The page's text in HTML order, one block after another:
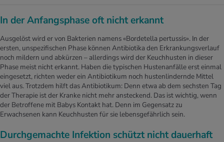
In der Anfangsphase oft nicht erkannt
Ausgelöst wird er von Bakterien namens «Bordetella pertussis». In der
ersten, unspezifischen Phase können Antibiotika den Erkrankungsverlauf
noch mildern und abkürzen – allerdings wird der Keuchhusten in dieser
Phase meist nicht erkannt. Haben die typischen Hustenanfälle erst einmal
eingesetzt, richten weder ein Antibiotikum noch hustenlindernde Mittel
viel aus. Trotzdem hilft das Antibiotikum: Denn etwa ab dem sechsten Tag
der Therapie ist der Kranke nicht mehr ansteckend. Das ist wichtig, wenn
der Betroffene mit Babys Kontakt hat. Denn im Gegensatz zu
Erwachsenen kann Keuchhusten für sie lebensgefährlich sein.
Durchgemachte Infektion schützt nicht dauerhaft